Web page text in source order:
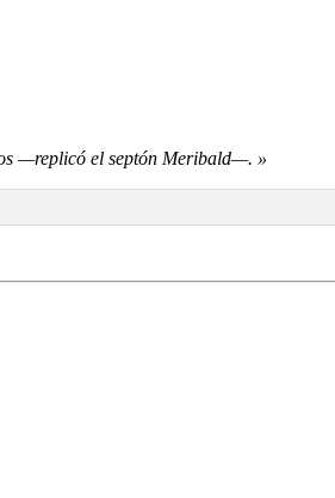
—replicó el septón Meribald—. »